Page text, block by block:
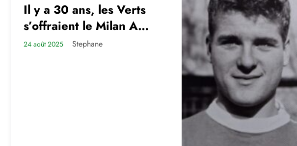
Il y a 30 ans, les Verts
s’offraient le Milan AC
en amical
24 août 2025 Stephane